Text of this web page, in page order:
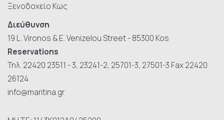
Ξενοδοχείο Κως
Διεύθυνση
19 L. Vironos & E. Venizelou Street - 85300 Kos
Reservations
Τηλ. 22420 23511 - 3, 23241-2, 25701-3, 27501-3 Fax 22420
26124
info@maritina.gr